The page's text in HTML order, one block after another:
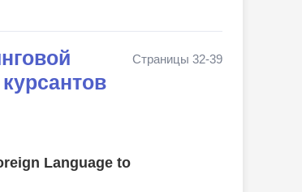
Language to
Страницы 32-39